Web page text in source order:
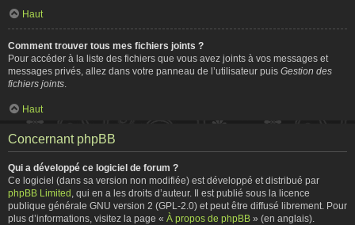
Haut
Comment trouver tous mes fichiers joints ?
Pour accéder à la liste des fichiers que vous avez joints à vos messages et
messages privés, allez dans votre panneau de l’utilisateur puis Gestion des
fichiers joints
Haut
Concernant phpBB
Qui a développé ce logiciel de forum ?
Ce logiciel (dans sa version non modifiée) est développé et distribué par
phpBB Limited , qui en a les droits d’auteur. Il est publié sous la licence
publique générale GNU version 2 (GPL-2.0) et peut être diffusé librement. Pour
plus d’informations, visitez la page « À propos de phpBB » (en anglais).